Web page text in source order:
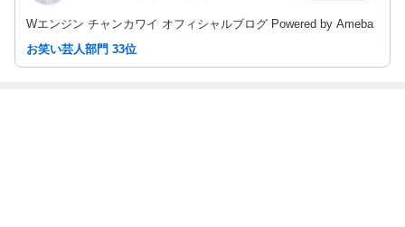
Wエンジン チャンカワイ オフィシャルブログ Powered by Ameba
お笑い芸人部門 33位